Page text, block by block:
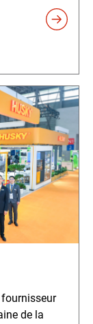
fournisseur
de la